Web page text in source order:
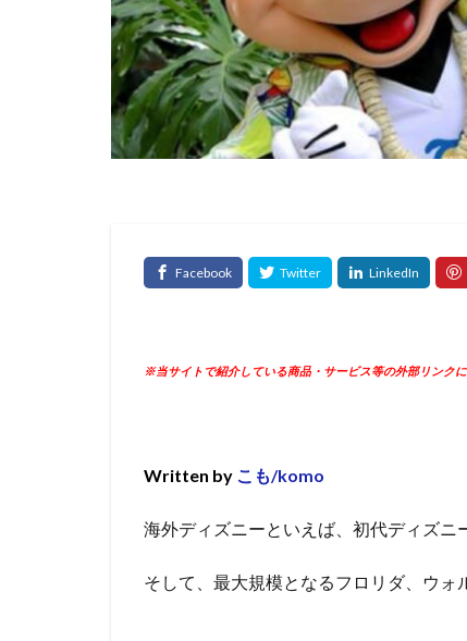
※当サイトで紹介している商品・サービス等の外部リンク
Written by こも/komo
海外ディズニーといえば、初代ディズニ
そして、最大規模となるフロリダ、ウォ